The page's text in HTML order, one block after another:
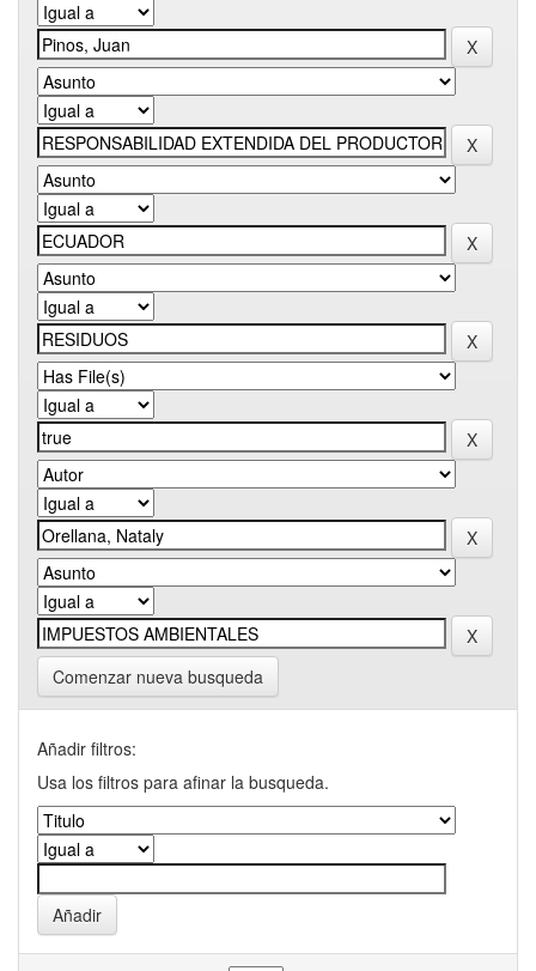
Comenzar nueva busqueda
Añadir filtros:
Usa los filtros para afinar la busqueda.